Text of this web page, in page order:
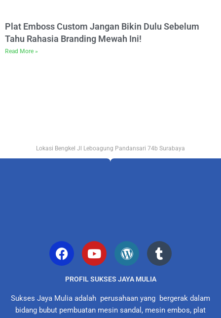
Plat Emboss Custom Jangan Bikin Dulu Sebelum
Tahu Rahasia Branding Mewah Ini!
Read More »
Lokasi Bengkel Jl Leboagung Pandansari 74b Surabaya
PROFIL SUKSES JAYA MULIA
Sukses Jaya Mulia adalah perusahaan yang bergerak dalam
bidang bubut pembuatan mesin sandal, mesin embos, plat